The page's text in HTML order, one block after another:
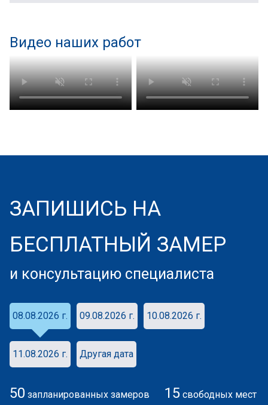
Видео наших работ
ЗАПИШИСЬ НА
БЕСПЛАТНЫЙ ЗАМЕР
и консультацию специалиста
08.08.2026 г. 09.08.2026 г. 10.08.2026 г.
11.08.2026 г. Другая дата
50 запланированных замеров 15 свободных мест